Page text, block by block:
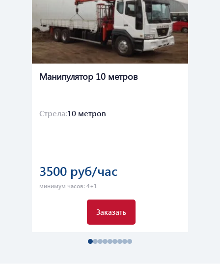
Манипулятор 10 метров
Стрела:10 метров
3500 руб/час
минимум часов: 4+1
Заказать